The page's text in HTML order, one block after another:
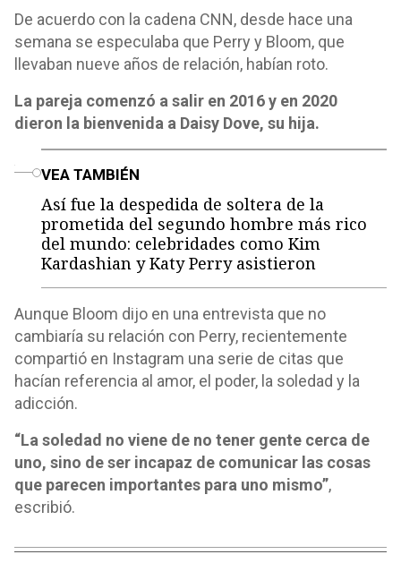
De acuerdo con la cadena CNN, desde hace una
semana se especulaba que Perry y Bloom, que
llevaban nueve años de relación, habían roto.
La pareja comenzó a salir en 2016 y en 2020
dieron la bienvenida a Daisy Dove, su hija.
VEA TAMBIÉN
Así fue la despedida de soltera de la
prometida del segundo hombre más rico
del mundo: celebridades como Kim
Kardashian y Katy Perry asistieron
Aunque Bloom dijo en una entrevista que no
cambiaría su relación con Perry, recientemente
compartió en Instagram una serie de citas que
hacían referencia al amor, el poder, la soledad y la
adicción.
“La soledad no viene de no tener gente cerca de
uno, sino de ser incapaz de comunicar las cosas
que parecen importantes para uno mismo”,
escribió.